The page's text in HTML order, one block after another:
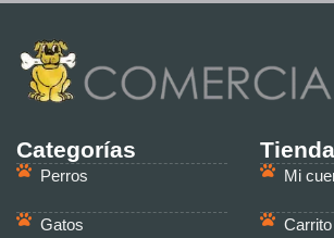
Categorías
Perros
Gatos
Tienda
Mi
Carrito